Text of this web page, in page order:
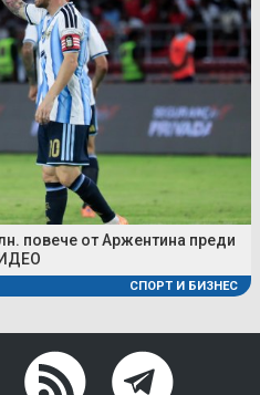
повече от Аржентина преди
СПОРТ И БИЗНЕС